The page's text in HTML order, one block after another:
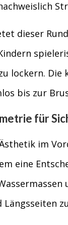
dieser
lockern.
bis zur
für
im
eine